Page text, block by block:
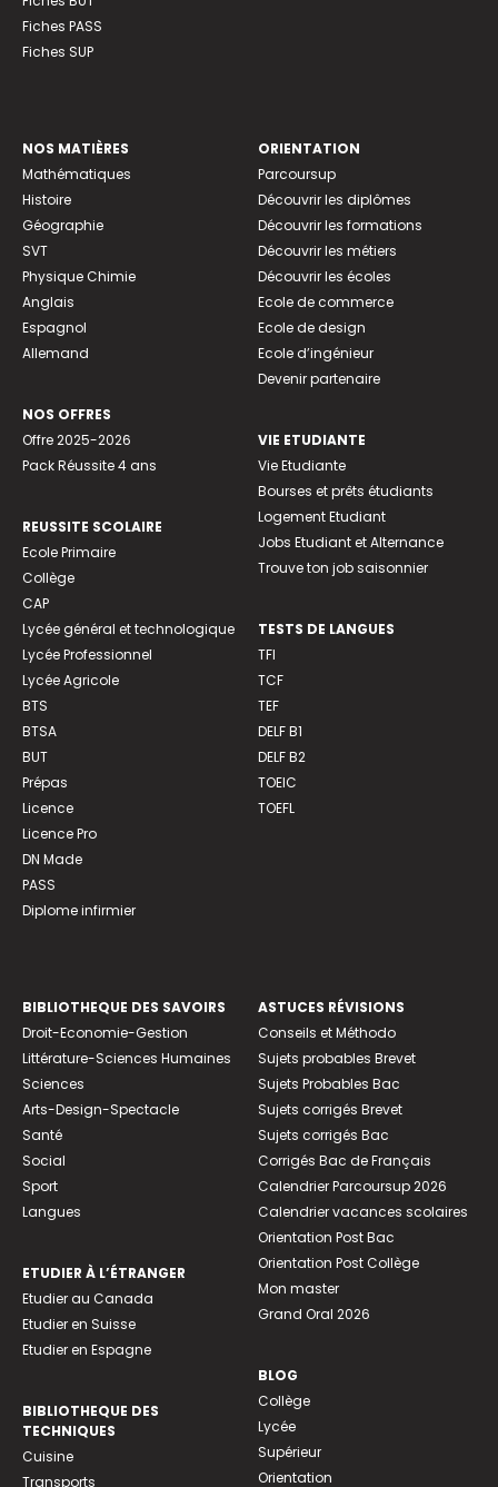
Fiches PASS
Fiches SUP
NOS MATIÈRES
Mathématiques
Histoire
Géographie
SVT
Physique Chimie
Anglais
Espagnol
Allemand
NOS OFFRES
Offre 2025-2026
Pack Réussite 4 ans
REUSSITE SCOLAIRE
Ecole Primaire
Collège
CAP
Lycée général et technologique
Lycée Professionnel
Lycée Agricole
BTS
BTSA
BUT
Prépas
Licence
Licence Pro
DN Made
PASS
Diplome infirmier
ORIENTATION
Parcoursup
Découvrir les diplômes
Découvrir les formations
Découvrir les métiers
Découvrir les écoles
Ecole de commerce
Ecole de design
Ecole d’ingénieur
Devenir partenaire
VIE ETUDIANTE
Vie Etudiante
Bourses et prêts étudiants
Logement Etudiant
Jobs Etudiant et Alternance
Trouve ton job saisonnier
TESTS DE LANGUES
TFI
TCF
TEF
DELF B1
DELF B2
TOEIC
TOEFL
BIBLIOTHEQUE DES SAVOIRS
Droit-Economie-Gestion
Littérature-Sciences Humaines
Sciences
Arts-Design-Spectacle
Santé
Social
Sport
Langues
ETUDIER À L’ÉTRANGER
Etudier au Canada
Etudier en Suisse
Etudier en Espagne
BIBLIOTHEQUE DES
TECHNIQUES
Cuisine
Transports
ASTUCES RÉVISIONS
Conseils et Méthodo
Sujets probables Brevet
Sujets Probables Bac
Sujets corrigés Brevet
Sujets corrigés Bac
Corrigés Bac de Français
Calendrier Parcoursup 2026
Calendrier vacances scolaires
Orientation Post Bac
Orientation Post Collège
Mon master
Grand Oral 2026
BLOG
Collège
Lycée
Supérieur
Orientation